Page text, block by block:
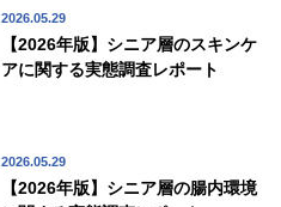
【2026年版】シニア層のスキンケ
アに関する実態調査レポート
2026.05.29
【2026年版】シニア層の腸内環境
2026.05.29